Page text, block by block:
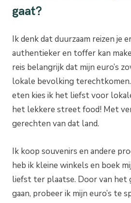
gaat?
Ik denk dat duurzaam reizen je
authentieker en toffer kan
reis belangrijk dat mijn euro’s
lokale bevolking
eten kies ik het liefst voor
het lekkere street food! Met
gerechten van dat land.
Ik koop souvenirs en andere
heb ik kleine winkels en boek
liefst ter plaatse. Door van het
gaan, probeer ik mijn euro’s te